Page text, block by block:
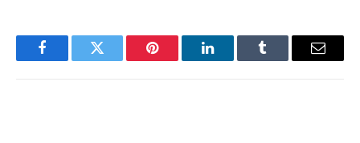
FacebookTwitter Pinterest LinkedInTumblr Email